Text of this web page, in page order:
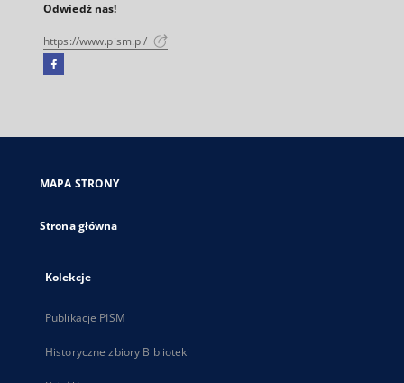
Odwiedź nas!
https://www.pism.pl/
Facebook
się
karcie
MAPA STRONY
Strona główna
Kolekcje
Publikacje PISM
Historyczne zbiory Biblioteki